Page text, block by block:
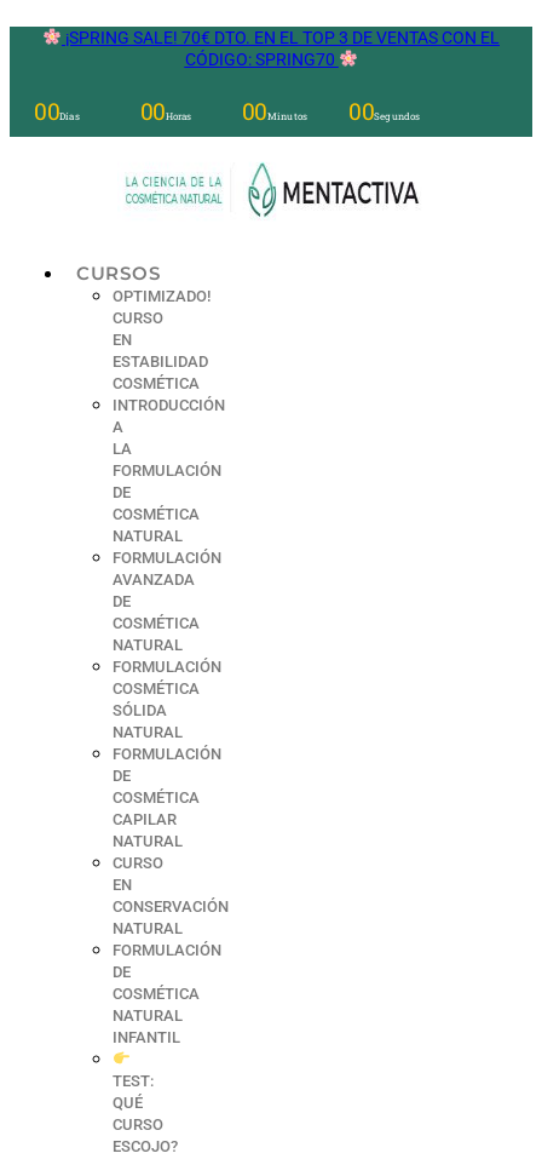
¡SPRING SALE! 70€ DTO. EN EL TOP 3 DE VENTAS CON EL
CÓDIGO: SPRING70
00Días 00Horas 00Minutos 00Segundos
CURSOS
OPTIMIZADO!
CURSO
EN
ESTABILIDAD
COSMÉTICA
INTRODUCCIÓN
A
LA
FORMULACIÓN
DE
COSMÉTICA
NATURAL
FORMULACIÓN
AVANZADA
DE
COSMÉTICA
NATURAL
FORMULACIÓN
COSMÉTICA
SÓLIDA
NATURAL
FORMULACIÓN
DE
COSMÉTICA
CAPILAR
NATURAL
CURSO
EN
CONSERVACIÓN
NATURAL
FORMULACIÓN
DE
COSMÉTICA
NATURAL
INFANTIL
TEST:
QUÉ
CURSO
ESCOJO?